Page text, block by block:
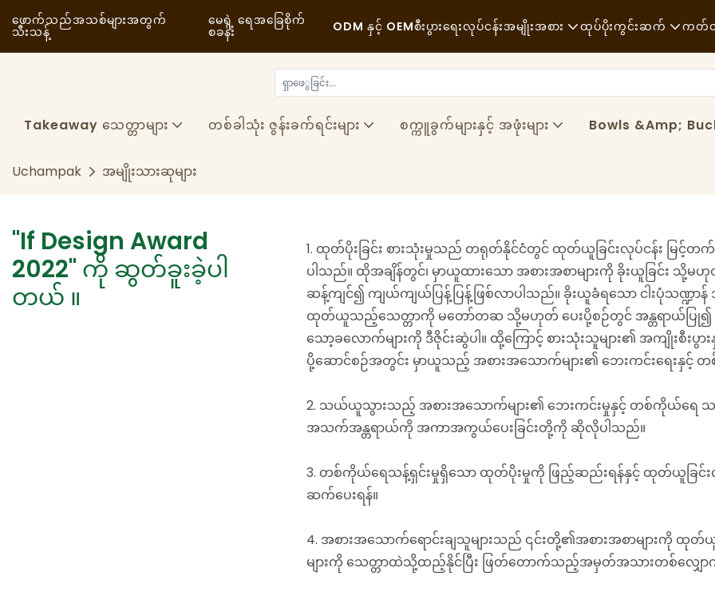
ဖောက်သည်အသစ်များအတွက်
သီးသန့်
မေရဲ့ ရေအခြေစိုက်
စခန်း ODM နှင့် OEMစီးပွားရေးလုပ်ငန်းအမျိုးအစား
အမြန်ပြင်အစားအစာ
အစားအသောက်ထရပ်ကားများ
မုန့်ဖုတ်ဆိုင်
အဆီပြန်တဲ့ဇွန်း
တစ္ဆေစားသောက်ဆိုင်များ
ထုပ်ပိုးကွင်းဆက်
ကုန်ကြမ်းပစ္စည်းများ
ကတ်
Takeaway သေတ္တာများ တစ်ခါသုံး ဇွန်းခက်ရင်းများ စက္ကူခွက်များနှင့် အဖုံးများ Bowls &amp;
Uchampak အမျိုးသားဆုများ
"if Design Award
2022" ကို ဆွတ်ခူးခဲ့ပါ
တယ် ။
1. ထုတ်ပိုးခြင်း စားသုံးမှုသည် တရုတ်နိုင်ငံတွင် ထုတ်ယူခြင်းလုပ်ငန်း မြင့်
ပါသည်။ ထိုအချိန်တွင်၊ မှာယူထားသော အစားအစာများကို ခိုးယူခြင်း
ဆန့်ကျင်၍ ကျယ်ကျယ်ပြန့်ပြန့်ဖြစ်လာပါသည်။ ခိုးယူခံရသော ငါးပုံသဏ္ဍာ
ထုတ်ယူသည့်သေတ္တာကို မတော်တဆ သို့မဟုတ် ပေးပို့စဉ်တွင် အန္တရာယ်ပြု၍
သော့ခလောက်များကို ဒီဇိုင်းဆွဲပါ။ ထို့ကြောင့် စားသုံးသူများ၏ အကျိုး
ပို့ဆောင်စဉ်အတွင်း မှာယူသည့် အစားအသောက်များ၏ ဘေးကင်းရေးနှင့်
2. သယ်ယူသွားသည့် အစားအသောက်များ၏ ဘေးကင်းမှုနှင့် တစ်ကိုယ်ရေ သန့်ရှ
အသက်အန္တရာယ်ကို အကာအကွယ်ပေးခြင်းတို့ကို ဆိုလိုပါသည်။
3. တစ်ကိုယ်ရေသန့်ရှင်းမှုရှိသော ထုတ်ပိုးမှုကို ဖြည့်ဆည်းရန်နှင့် ထုတ်ယူခြင်း
ဆက်ပေးရန်။
4. အစားအသောက်ရောင်းချသူများသည် ၎င်းတို့၏အစားအစာများကို
များကို သေတ္တာထဲသို့ထည့်နိုင်ပြီး ဖြတ်တောက်သည့်အမှတ်အသားတစ်လျှော